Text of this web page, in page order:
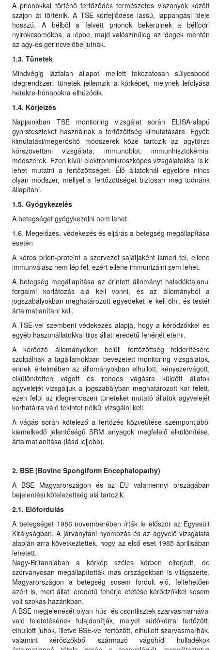
A prionokkal történő fertőződés természetes viszonyok között
szájon át történik. A TSE kórfejlődése lassú, lappangási ideje
hosszú. A bélből a felvett prionok bekerülnek a bélfodri
nyirokcsomókba, a lépbe, majd valószínűleg az idegek mentén
az agy-és gerincvelőbe jutnak.
1.3. Tünetek
Mindvégig láztalan állapot mellett fokozatosan súlyosbodó
idegrendszeri tünetek jellemzik a kórképet, melynek lefolyása
hetekre-hónapokra elhúzódik.
1.4. Kórjelzés
Napjainkban TSE monitoring vizsgálat során ELISA-alapú
gyorsteszteket használnak a fertőzöttség kimutatására. Egyéb
kimutatási/megerősítő módszerek közé tartozik az agytörzs
kórszövettani vizsgálata, immunoblot, immunhisztokémiai
módszerek. Ezen kívűl elektronmikroszkópos vizsgálatokkal is ki
lehet mutatni a fertőzöttséget. Élő állatoknál egyelőre nincs
olyan módszer, mellyel a fertőzöttséget biztosan meg tudnánk
állapítani.
1.5. Gyógykezelés
A betegséget gyógykezelni nem lehet.
1.6. Megelőzés, védekezés és eljárás a betegség megállapítása
esetén
A kóros prion-proteint a szervezet sajátjaként ismeri fel, ellene
immunválasz nem lép fel, ezért ellene immunizálni sem lehet.
A betegség megállapítása az érintett állományt haladéktalanul
forgalmi korlátozás alá kell vonni, és az állományból a
jogszabályokban meghatározott egyedeket le kell ölni, és testét
ártalmatlanítani kell.
A TSE-vel szembeni védekezés alapja, hogy a kérődzőkkel és
egyéb haszonállatokkal tilos állati eredetű fehérjét etetni.
A kérődző állományokon belüli fertőzöttség felderítésére
szolgálnak a tagállamokban bevezetett monitoring vizsgálatok,
ennek értelmében az állományokban elhullott, kényszervágott,
elkülönítetten vágott és rendes vágásra küldött állatok
agyvelejét vizsgáljuk a jogszabályban meghatározott kor felett,
ezen felül az idegrendszeri tüneteket mutató állatok agyvelejét
korhatárra való tekintet nélkül vizsgálni kell.
A vágás során kötelező a fertőzés közvetítése szempontjából
kiemelkedő jelentőségű SRM anyagok megfelelő elkülönítése,
ártalmatlanítása (lásd lejjebb).
2. BSE (Bovine Spongiform Encephalopathy)
A BSE Magyarországon és az EU valamennyi országában
bejelentési kötelezettség alá tartozik.
2.1. Előfordulás
A betegséget 1986 novemberében írták le először az Egyesült
Királyságban. A járványtani nyomozás és az agyvelő vizsgálata
alapján arra következtettek, hogy az első eset 1985 áprilisában
lehetett.
Nagy-Britanniában a kórkép széles körben elterjedt, de
szórványosan megállapították más országokban is világszerte.
Magyarországon a betegség sosem fordult elő, feltehetően
azért is, mert állati eredetű fehérje etetése kérődzőkkel sosem
volt szokás hazánkban.
A BSE megjelenését olyan hús- és csontlisztek szarvasmarhával
való feletetésének tulajdonítják, melyet súrlókórral fertőzött,
elhullott juhok, illetve BSE-vel fertőzött, elhullott szarvasmarhák,
valamint kérődzőkből származó vágóhídi hulladékok